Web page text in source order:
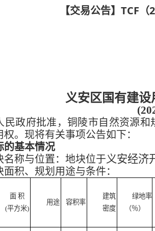
【交易公告】TCF（
义安区国有建
民政府批准，铜陵市自然资源
。现将有关事项公告如下：
的基本情况
名称与位置：地块位于义安经济
面积、规划用途与条件：
面 积
(平方米)
用途 容积率
建筑
密度
绿地率
（％）